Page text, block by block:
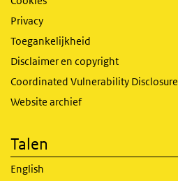
Privacy
Toegankelijkheid
Disclaimer en copyright
Coordinated Vulnerability Disclosure
Website archief
Talen
English